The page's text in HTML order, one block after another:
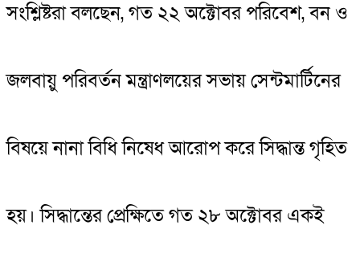
সংশ্লিষ্টরা বলছেন, গত ২২ অক্টোবর পরিবেশ, বন ও
জলবায়ু পরিবর্তন মন্ত্রাণলয়ের সভায় সেন্টমার্টিনের
বিষয়ে নানা বিধি নিষেধ আরোপ করে সিদ্ধান্ত গৃহিত
হয়। সিদ্ধান্তের প্রেক্ষিতে গত ২৮ অক্টোবর একই